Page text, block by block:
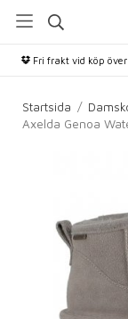
Fri frakt vid köp
Startsida /
Axelda Genoa